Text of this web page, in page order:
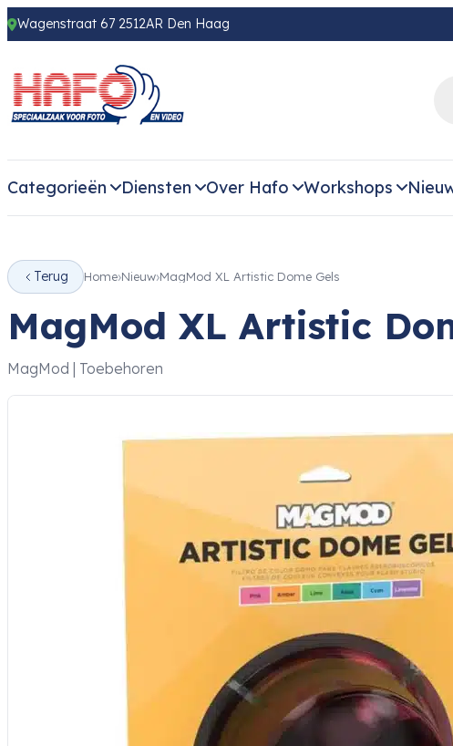
Wagenstraat 67 2512AR Den Haag
Categorieën Diensten Over Hafo Workshops
Terug Home Nieuw MagMod XL Artistic Dome Gels
MagMod XL Artistic
MagMod | Toebehoren